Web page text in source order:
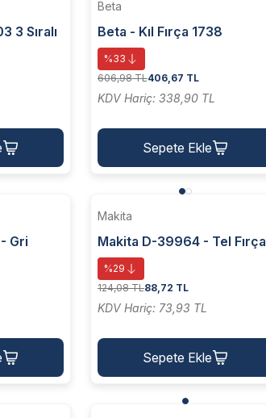
3 Sıralı
Beta
Beta - Kıl Fırça 1738
%33
606,98 TL406,67 TL
KDV Hariç: 338,90 TL
Sepete Ekle
Gri
Makita
Makita D-39964 - Tel Fırça
50x6 Mm lı Temizlik Aracı
%29
124,08 TL88,72 TL
KDV Hariç: 73,93 TL
Sepete Ekle